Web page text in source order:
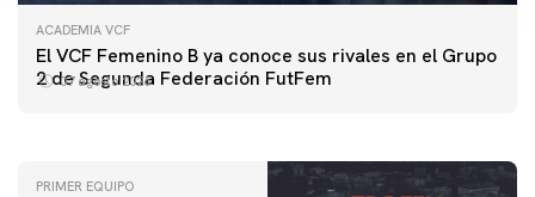
ACADEMIA VCF
El VCF Femenino B ya conoce sus rivales en el Grupo
2 de Segunda Federación FutFem
07 agosto 2026
PRIMER EQUIPO
ENTRENAMIENTO DEL VALENCIA CF 7/8/2026
PRIMER EQUIPO